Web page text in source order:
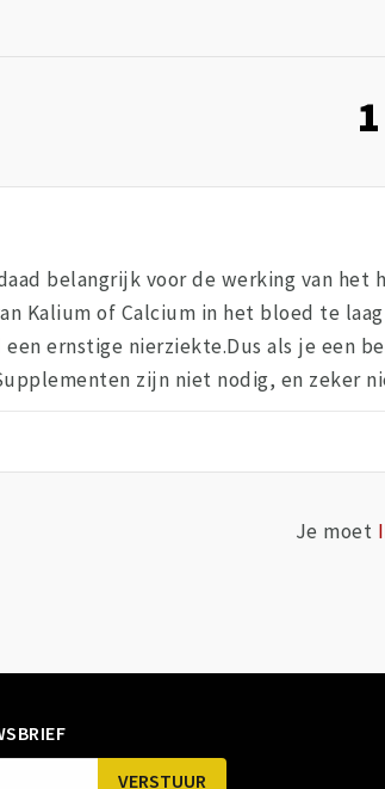
1
belangrijk voor de werking van
Kalium of Calcium in het bloed te
ernstige nierziekte.Dus als je een
zijn niet nodig, en zeker
Je moet